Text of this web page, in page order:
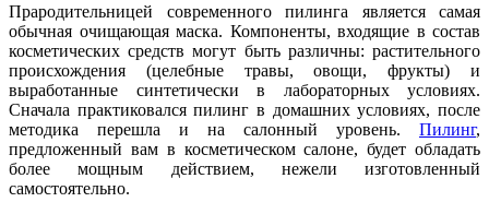
Прародительницей современного пилинга является самая
обычная очищающая маска. Компоненты, входящие в состав
косметических средств могут быть различны: растительного
происхождения (целебные травы, овощи, фрукты) и
выработанные синтетически в лабораторных условиях.
Сначала практиковался пилинг в домашних условиях, после
методика перешла и на салонный уровень. Пилинг,
предложенный вам в косметическом салоне, будет обладать
более мощным действием, нежели изготовленный
самостоятельно.